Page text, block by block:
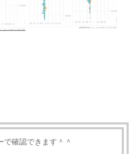
で確認できます＾＾